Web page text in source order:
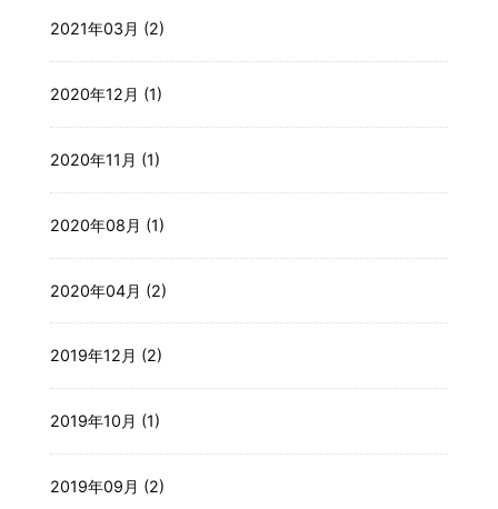
2021年03月 (2)
2020年12月 (1)
2020年11月 (1)
2020年08月 (1)
2020年04月 (2)
2019年12月 (2)
2019年10月 (1)
2019年09月 (2)